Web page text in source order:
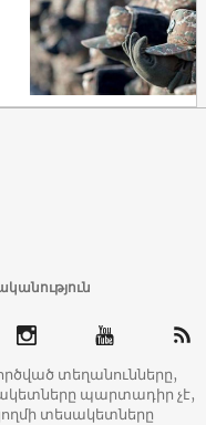
տեղանունները,
պարտադիր չէ,
տեսակետները